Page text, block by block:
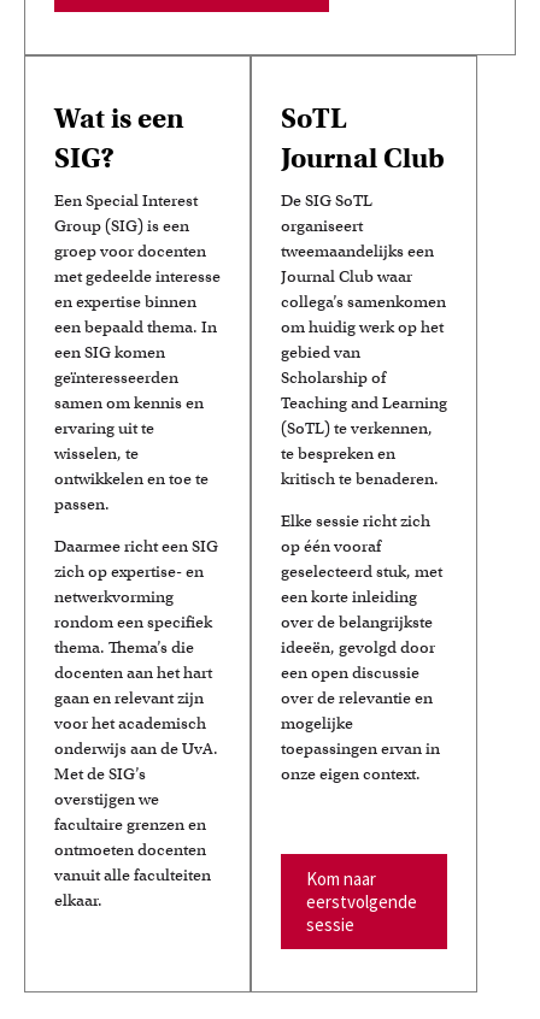
Wat is een
SIG?
Een Special Interest
Group (SIG) is een
groep voor docenten
met gedeelde interesse
en expertise binnen
een bepaald thema. In
een SIG komen
geïnteresseerden
samen om kennis en
ervaring uit te
wisselen, te
ontwikkelen en toe te
passen.
Daarmee richt een SIG
zich op expertise- en
netwerkvorming
rondom een specifiek
thema. Thema’s die
docenten aan het hart
gaan en relevant zijn
voor het academisch
onderwijs aan de UvA.
Met de SIG’s
overstijgen we
facultaire grenzen en
ontmoeten docenten
vanuit alle faculteiten
elkaar.
SoTL
Journal Club
De SIG SoTL
organiseert
tweemaandelijks een
Journal Club waar
collega’s samenkomen
om huidig werk op het
gebied van
Scholarship of
Teaching and Learning
(SoTL) te verkennen,
te bespreken en
kritisch te benaderen.
Elke sessie richt zich
op één vooraf
geselecteerd stuk, met
een korte inleiding
over de belangrijkste
ideeën, gevolgd door
een open discussie
over de relevantie en
mogelijke
toepassingen ervan in
onze eigen context.
Kom naar
eerstvolgende
sessie